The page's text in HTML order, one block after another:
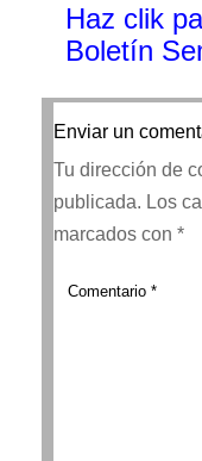
Haz clik
Boletín
Enviar un
Tu dirección de
publicada. Los
marcados con *